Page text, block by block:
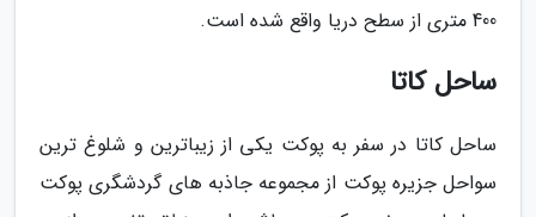
400 متری از سطح دریا واقع شده است.
ساحل کاتا
ساحل کاتا در سفر به پوکت یکی از زیباترین و شلوغ ترین
سواحل جزیره پوکت از مجموعه جاذبه های گردشگری پوکت